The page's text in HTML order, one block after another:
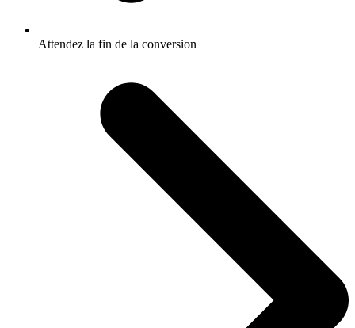
Attendez la fin de la conversion